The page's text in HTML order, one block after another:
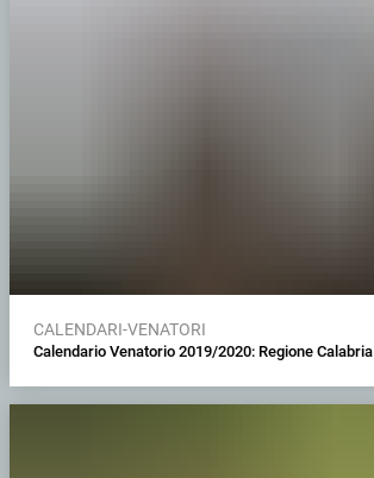
CALENDARI-VENATORI
Calendario Venatorio 2019/2020: Regione Calabria